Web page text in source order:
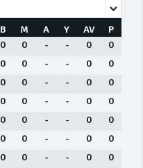
B M A Y AV
P
0 0 - - 0
0
0 0 - - 0
0
0 0 - - 0
0
0 0 - - 0
0
0 0 - - 0
0
0 0 - - 0
0
0 0 - - 0
0